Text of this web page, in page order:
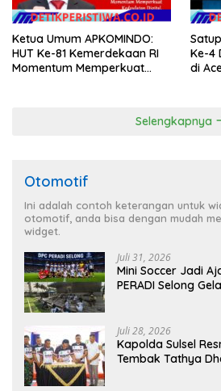
Ketua Umum APKOMINDO:
HUT Ke-81 Kemerdekaan RI
Momentum Memperkuat
Ke-4
di
Selengkapnya
Otomotif
Ini adalah contoh keterangan untuk
otomotif, anda bisa dengan mudah
widget.
Juli 31, 2026
Mini Soccer Jadi
PERADI Selong
Juli 28, 2026
Kapolda Sulsel
Tembak Tathya